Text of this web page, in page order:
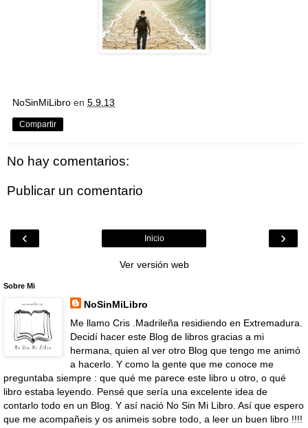
NoSinMiLibro en 5.9.13
Compartir
No hay comentarios:
Publicar un comentario
‹ ›
Inicio
Ver versión web
Sobre Mi
NoSinMiLibro
Me llamo Cris .Madrileña residiendo en Extremadura.
Decidí hacer este Blog de libros gracias a mi
hermana, quien al ver otro Blog que tengo me animó
a hacerlo. Y como la gente que me conoce me
preguntaba siempre : que qué me parece este libro u otro, o qué
libro estaba leyendo. Pensé que sería una excelente idea de
contarlo todo en un Blog. Y así nació No Sin Mi Libro. Así que espero
que me acompañeis y os animeis sobre todo, a leer un buen libro !!!!